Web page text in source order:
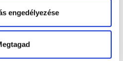
engedélyezése